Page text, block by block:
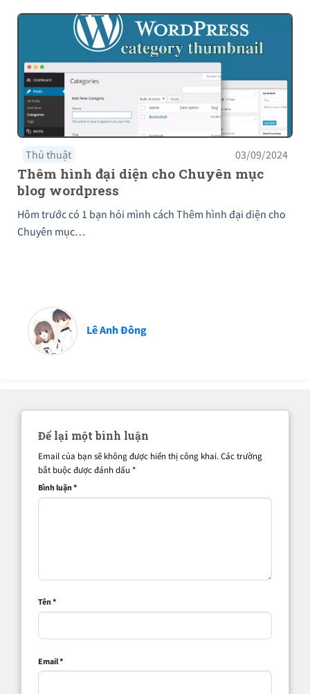
Thủ thuật 03/09/2024
Thêm hình đại diện cho Chuyên mục
blog wordpress
Hôm trước có 1 bạn hỏi mình cách Thêm hình đại diện cho
Chuyên mục…
Lê Anh Đông
Để lại một bình luận
Email của bạn sẽ không được hiển thị công khai.Các trường
bắt buộc được đánh dấu *
Bình luận*
Tên*
Email*